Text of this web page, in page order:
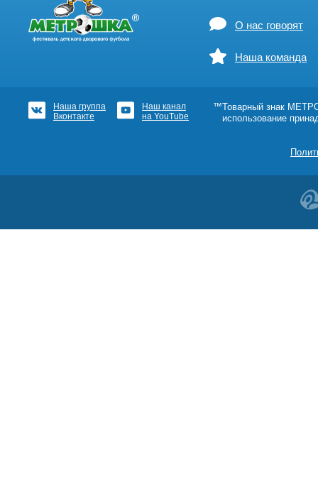
О нас говорят
Наша команда
Наша группа
Вконтакте
Наш канал
на YouTube
™Товарный знак
использование